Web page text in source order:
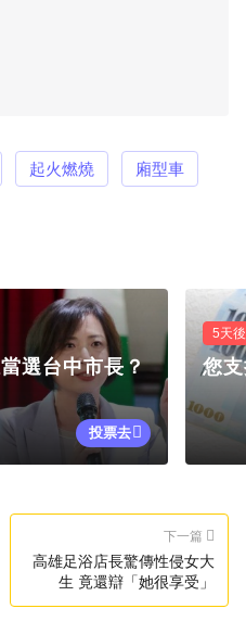
起火燃燒 廂型車
選台中市長？
投票去
5天
您
下一篇
高雄足浴店長驚傳性侵女大
生 竟還辯「她很享受」